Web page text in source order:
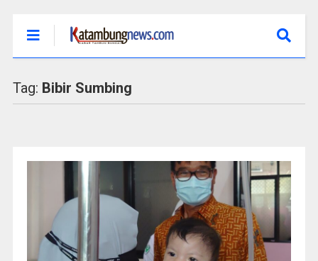
Tag: Bibir Sumbing